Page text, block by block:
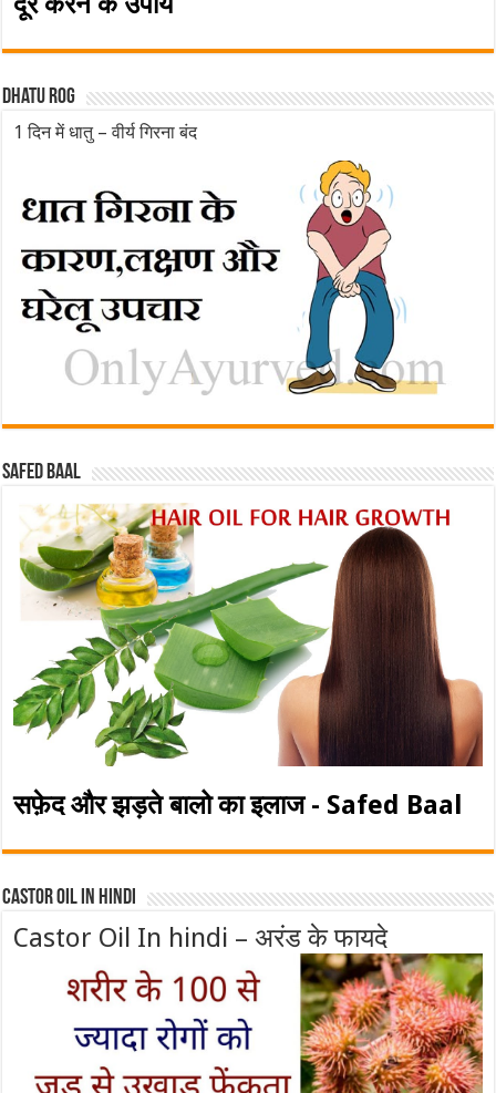
Dhatu rog
1 दिन में धातु – वीर्य गिरना बंद
Safed baal
सफ़ेद और झड़ते बालो का इलाज - Safed Baal
Castor Oil In Hindi
Castor Oil In hindi – अरंड के फायदे